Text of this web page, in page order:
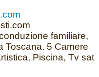
familiare,
Toscana. 5 Camere
Piscina, Tv sat